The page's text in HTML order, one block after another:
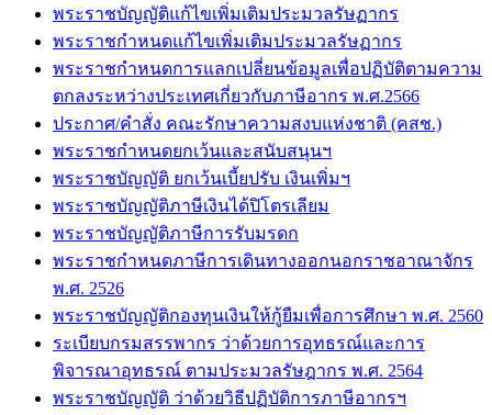
พระราชบัญญัติแก้ไขเพิ่มเติมประมวลรัษฏากร
พระราชกำหนดแก้ไขเพิ่มเติมประมวลรัษฏากร
พระราชกำหนดการแลกเปลี่ยนข้อมูลเพื่อปฏิบัติตามความ
ตกลงระหว่างประเทศเกี่ยวกับภาษีอากร พ.ศ.2566
ประกาศ/คำสั่ง คณะรักษาความสงบแห่งชาติ (คสช.)
พระราชกำหนดยกเว้นและสนับสนุนฯ
พระราชบัญญัติ ยกเว้นเบี้ยปรับ เงินเพิ่มฯ
พระราชบัญญัติภาษีเงินได้ปิโตรเลียม
พระราชบัญญัติภาษีการรับมรดก
พระราชกำหนดภาษีการเดินทางออกนอกราชอาณาจักร
พ.ศ. 2526
พระราชบัญญัติกองทุนเงินให้กู้ยืมเพื่อการศึกษา พ.ศ. 2560
ระเบียบกรมสรรพากร ว่าด้วยการอุทธรณ์และการ
พิจารณาอุทธรณ์ ตามประมวลรัษฎากร พ.ศ. 2564
พระราชบัญญัติ ว่าด้วยวิธีปฏิบัติการภาษีอากรฯ